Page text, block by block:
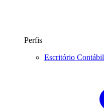
Perfis
Escritório Contábil